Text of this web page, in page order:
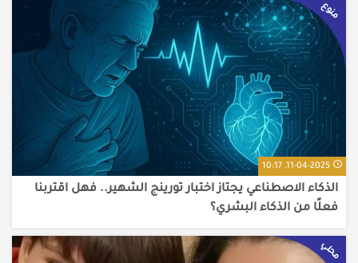
منوع
11-04-2025, 10:17
الذكاء الاصطناعي يجتاز اختبار تورينج الشهير.. فهل اقتربنا
فعلًا من الذكاء البشري؟
محلي